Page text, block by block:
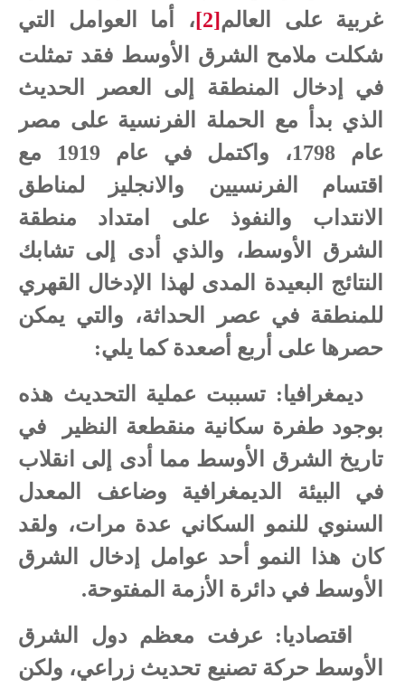
غربية على العالم[2]، أما العوامل التي
شكلت ملامح الشرق الأوسط فقد تمثلت
في إدخال المنطقة إلى العصر الحديث
الذي بدأ مع الحملة الفرنسية على مصر
عام 1798، واكتمل في عام 1919 مع
اقتسام الفرنسيين والانجليز لمناطق
الانتداب والنفوذ على امتداد منطقة
الشرق الأوسط، والذي أدى إلى تشابك
النتائج البعيدة المدى لهذا الإدخال القهري
للمنطقة في عصر الحداثة، والتي يمكن
حصرها على أربع أصعدة كما يلي:
ديمغرافيا: تسببت عملية التحديث هذه
بوجود طفرة سكانية منقطعة النظير
في
تاريخ الشرق الأوسط مما أدى إلى انقلاب
في البيئة الديمغرافية وضاعف المعدل
السنوي للنمو السكاني عدة مرات، ولقد
كان هذا النمو أحد عوامل إدخال الشرق
الأوسط في دائرة الأزمة المفتوحة.
اقتصاديا: عرفت معظم دول الشرق
الأوسط حركة تصنيع تحديث زراعي، ولكن